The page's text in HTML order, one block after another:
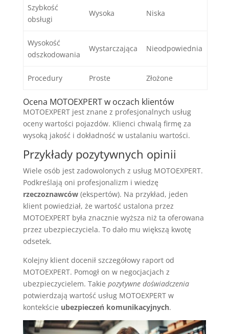
Szybkość
obsługi
Wysoka Niska
Wysokość
odszkodowania
Wystarczająca Nieodpowiednia
Procedury Proste Złożone
Ocena MOTOEXPERT w oczach klientów
MOTOEXPERT jest znane z profesjonalnych usług
oceny wartości pojazdów. Klienci chwalą firmę za
wysoką jakość i dokładność w ustalaniu wartości.
Przykłady pozytywnych opinii
Wiele osób jest zadowolonych z usług MOTOEXPERT.
Podkreślają oni profesjonalizm i wiedzę
rzeczoznawców(ekspertów). Na przykład, jeden
klient powiedział, że wartość ustalona przez
MOTOEXPERT była znacznie wyższa niż ta oferowana
przez ubezpieczyciela. To dało mu większą kwotę
odsetek.
Kolejny klient docenił szczegółowy raport od
MOTOEXPERT. Pomogł on w negocjacjach z
ubezpieczycielem. Takie pozytywne doświadczenia
potwierdzają wartość usług MOTOEXPERT w
kontekście ubezpieczeń komunikacyjnych.